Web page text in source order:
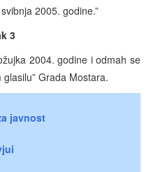
2005. godine.”
3
2004. godine i odmah se
Grada Mostara.
javnost